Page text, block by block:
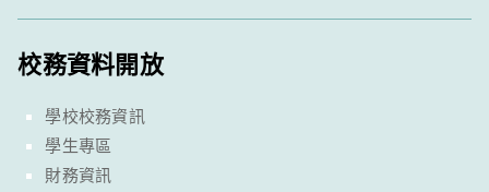
校務資料開放
學校校務資訊
學生專區
財務資訊